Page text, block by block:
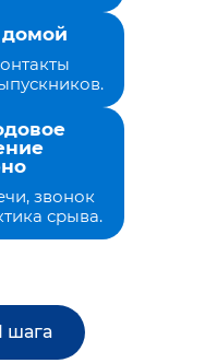
звонок
срыва.
шага